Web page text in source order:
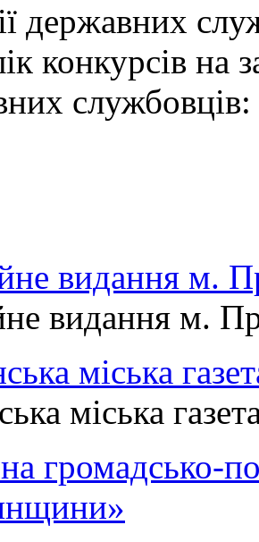
державних
конкурсів на
службовців:
видання
видання м.
міська
міська
громадсько-